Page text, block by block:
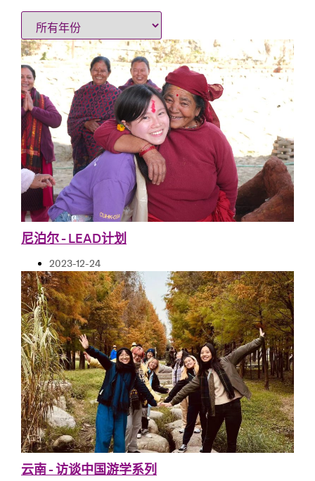
学生事务处
学生事务处相薄
尼泊尔 - LEAD计划
2023-12-24
云南 - 访谈中国游学系列